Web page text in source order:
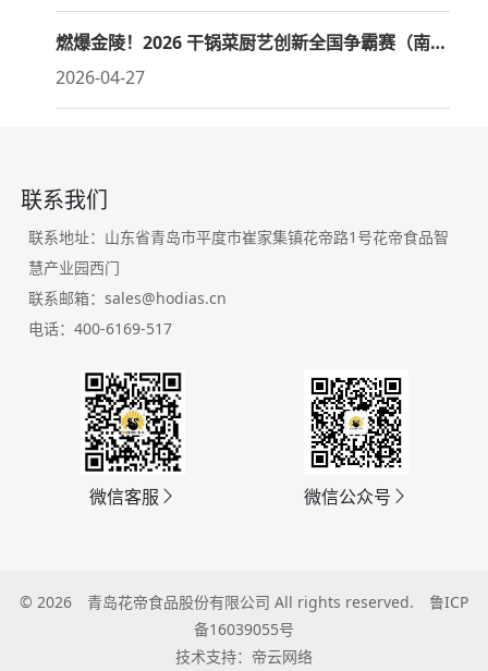
燃爆金陵！2026 干锅菜厨艺创新全国争霸赛（南京站）全程回顾
2026-04-27
联系我们
联系地址：山东省青岛市平度市崔家集镇花帝路1号花帝食品智
慧产业园西门
联系邮箱：sales@hodias.cn
电话：400-6169-517
微信客服 微信公众号
© 2026 青岛花帝食品股份有限公司 All rights reserved. 鲁ICP
备16039055号
技术支持：帝云网络